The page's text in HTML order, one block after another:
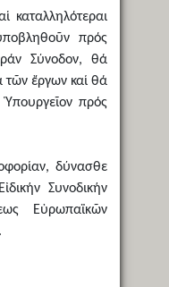
καταλληλότεραι
πρός
Σύνοδον, θά
τῶν ἔργων καί θά
πρός
δύνασθε
Συνοδικήν
Εὐρωπαϊκῶν